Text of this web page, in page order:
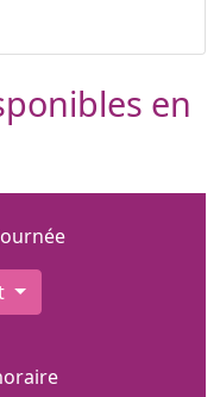
en